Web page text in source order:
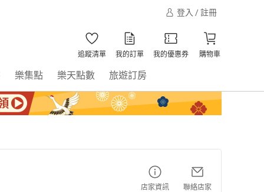
登入 / 註冊
追蹤清單 我的訂單 我的優惠券 購物車
樂集點 樂天點數 旅遊訂房
店家資訊 聯絡店家